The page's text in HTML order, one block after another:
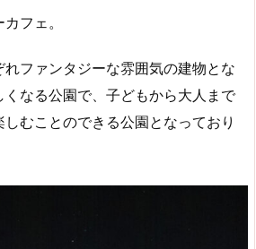
フェ。
ファンタジーな雰囲気の建物とな
なる公園で、子どもから大人まで
むことのできる公園となっており